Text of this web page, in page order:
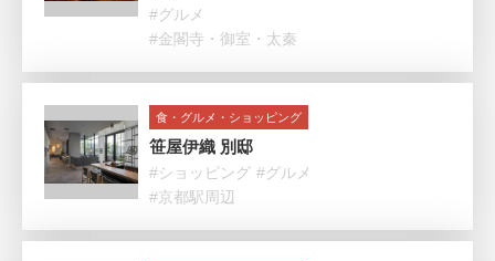
#グルメ
#金閣寺・御室・太秦
食・グルメ・ショッピング
笹屋伊織 別邸
#ショッピング #グルメ
#京都駅周辺